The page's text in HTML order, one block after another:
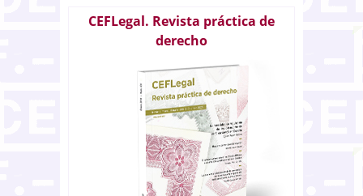
CEFLegal. Revista práctica de
derecho